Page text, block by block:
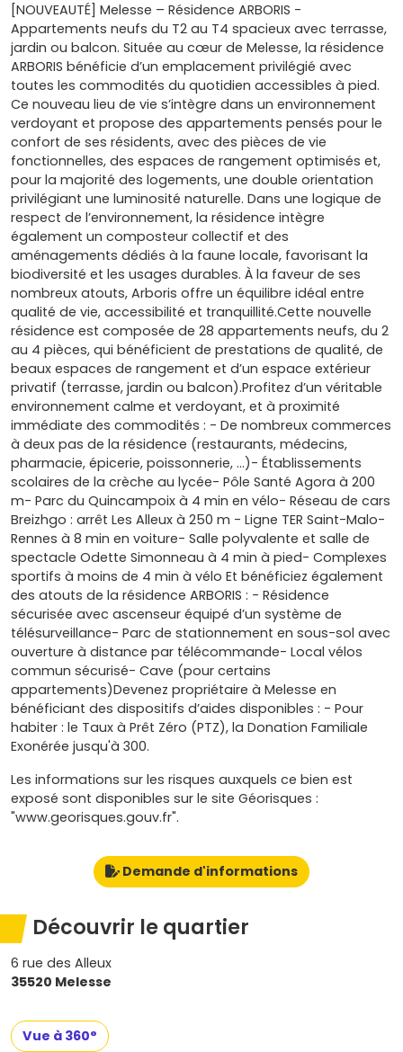
[NOUVEAUTÉ] Melesse – Résidence ARBORIS -
Appartements neufs du T2 au T4 spacieux avec terrasse,
jardin ou balcon. Située au cœur de Melesse, la résidence
ARBORIS bénéficie d’un emplacement privilégié avec
toutes les commodités du quotidien accessibles à pied.
Ce nouveau lieu de vie s’intègre dans un environnement
verdoyant et propose des appartements pensés pour le
confort de ses résidents, avec des pièces de vie
fonctionnelles, des espaces de rangement optimisés et,
pour la majorité des logements, une double orientation
privilégiant une luminosité naturelle. Dans une logique de
respect de l’environnement, la résidence intègre
également un composteur collectif et des
aménagements dédiés à la faune locale, favorisant la
biodiversité et les usages durables. À la faveur de ses
nombreux atouts, Arboris offre un équilibre idéal entre
qualité de vie, accessibilité et tranquillité.Cette nouvelle
résidence est composée de 28 appartements neufs, du 2
au 4 pièces, qui bénéficient de prestations de qualité, de
beaux espaces de rangement et d’un espace extérieur
privatif (terrasse, jardin ou balcon).Profitez d’un véritable
environnement calme et verdoyant, et à proximité
immédiate des commodités : - De nombreux commerces
à deux pas de la résidence (restaurants, médecins,
pharmacie, épicerie, poissonnerie, …)- Établissements
scolaires de la crèche au lycée- Pôle Santé Agora à 200
m- Parc du Quincampoix à 4 min en vélo- Réseau de cars
Breizhgo : arrêt Les Alleux à 250 m - Ligne TER Saint-Malo-
Rennes à 8 min en voiture- Salle polyvalente et salle de
spectacle Odette Simonneau à 4 min à pied- Complexes
sportifs à moins de 4 min à vélo Et bénéficiez également
des atouts de la résidence ARBORIS : - Résidence
sécurisée avec ascenseur équipé d’un système de
télésurveillance- Parc de stationnement en sous-sol avec
ouverture à distance par télécommande- Local vélos
commun sécurisé- Cave (pour certains
appartements)Devenez propriétaire à Melesse en
bénéficiant des dispositifs d’aides disponibles : - Pour
habiter : le Taux à Prêt Zéro (PTZ), la Donation Familiale
Exonérée jusqu'à 300.
Les informations sur les risques auxquels ce bien est
exposé sont disponibles sur le site Géorisques :
"www.georisques.gouv.fr".
Demande d'informations
Découvrir le quartier
6 rue des Alleux
35520 Melesse
Vue à 360°